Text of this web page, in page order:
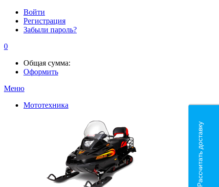
Войти
Регистрация
Забыли пароль?
0
Общая сумма:
Оформить
Меню
Мототехника
Рассчитать доставку